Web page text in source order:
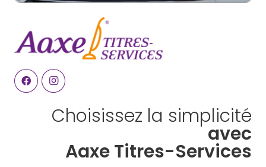
Choisissez la simplicité
avec
Aaxe Titres-Services